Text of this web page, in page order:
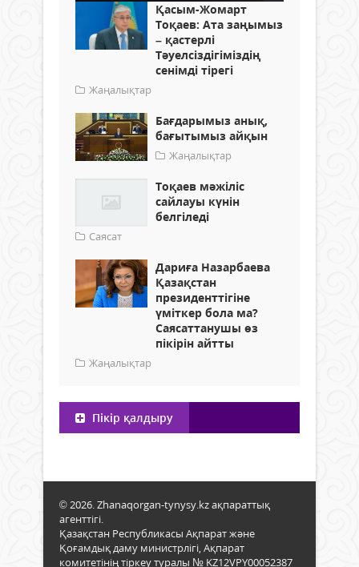
Қасым-Жомарт
Тоқаев: Ата заңымыз
– қастерлі
Тәуелсіздігіміздің
сенімді тірегі
Жаңалықтар
Бағдарымыз анық,
бағытымыз айқын
Жаңалықтар
Тоқаев мәжіліс
сайлауы күнін
белгіледі
Саясат
Дариға Назарбаева
Қазақстан
президенттігіне
үміткер бола ма?
Саясаттанушы өз
пікірін айтты
Жаңалықтар
Пікір қалдыру
© 2026. Zhanaqorgan-tynysy.kz ақпараттық
агенттігі.
Қазақстан Республикасы Ақпарат және
Қоғамдық даму министрлігі, Ақпарат
комитетінің тіркеу туралы № KZ12VPY00052387